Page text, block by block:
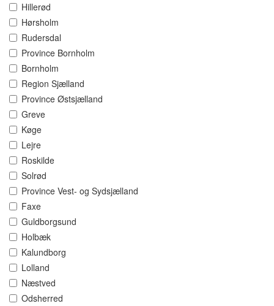
Hillerød
Hørsholm
Rudersdal
Province Bornholm
Bornholm
Region Sjælland
Province Østsjælland
Greve
Køge
Lejre
Roskilde
Solrød
Province Vest- og Sydsjælland
Faxe
Guldborgsund
Holbæk
Kalundborg
Lolland
Næstved
Odsherred